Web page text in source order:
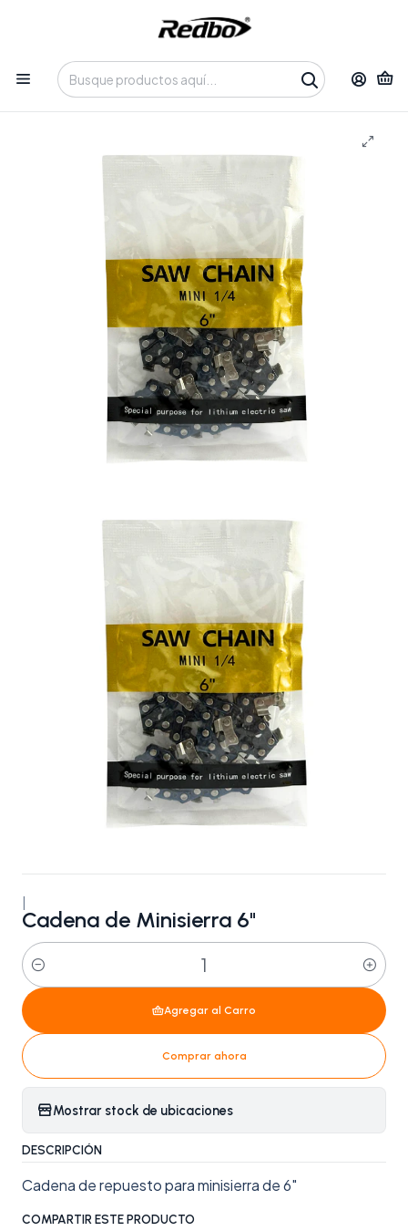
Tienda 100% Online con despacho a domicilio o retiro en
Oficina • Lun-Vie 09:30-14:00 / 15:00-17:30 • 📞 +56 9 3730 2311
Inicio Cadena de Minisierra 6"
Cadena de Minisierra 6"
Cantidad
Agregar al Carro
Comprar ahora
Mostrar stock de ubicaciones
DESCRIPCIÓN
Cadena de repuesto para minisierra de 6"
COMPARTIR ESTE PRODUCTO